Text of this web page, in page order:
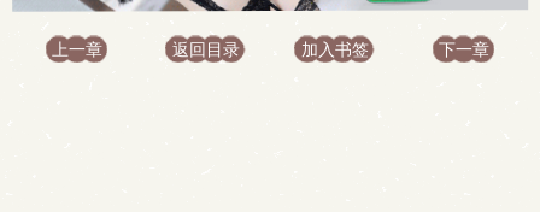
上一章 返回目录 加入书签 下一章